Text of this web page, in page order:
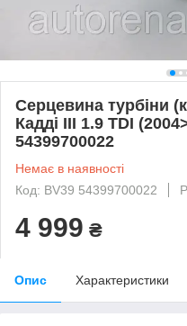
Серцевина турбіни
Кадді III 1.9 TDI
54399700022
Немає в наявності
Код: BV39 54399700022
4 999 ₴
Опис Характеристики